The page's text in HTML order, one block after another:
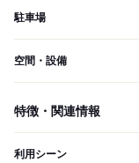
駐車場
空間・設備
特徴・関連情報
利用シーン